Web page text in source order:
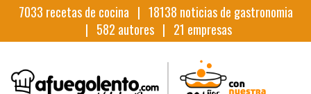
7033 recetas de cocina | 18138 noticias de gastronomia
| 582 autores | 21 empresas